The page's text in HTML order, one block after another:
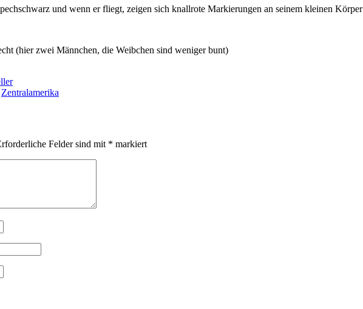
und wenn er fliegt, zeigen sich knallrote Markierungen an seinem kleinen Körper
(hier zwei Männchen, die Weibchen sind weniger bunt)
Zentralamerika
Felder sind mit * markiert